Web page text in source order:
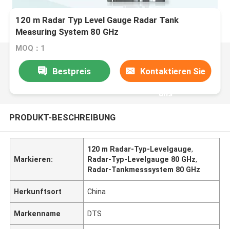
120 m Radar Typ Level Gauge Radar Tank
Measuring System 80 GHz
MOQ：1
Bestpreis Kontaktieren Sie
uns
PRODUKT-BESCHREIBUNG
Markieren:
120 m Radar-Typ-Levelgauge,
Radar-Typ-Levelgauge 80 GHz,
Radar-Tankmesssystem 80 GHz
Herkunftsort China
Markenname DTS